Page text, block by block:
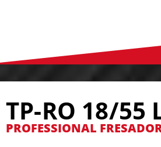
TP-RO 18/55
PROFESSIONAL